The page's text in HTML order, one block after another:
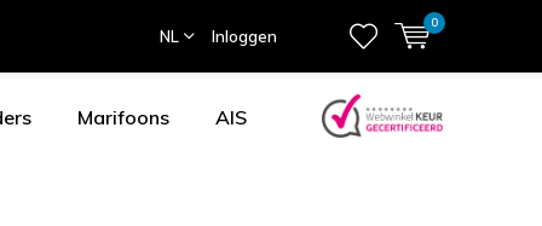
NL Inloggen
0
Marifoons AIS